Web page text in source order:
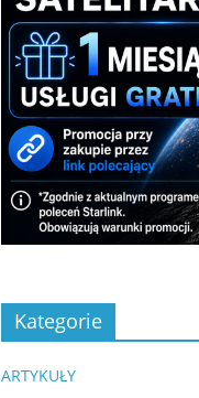
Kategorie
ARTYKUŁY